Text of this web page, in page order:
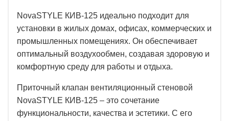
NovaSTYLE КИВ-125 идеально подходит для
установки в жилых домах, офисах, коммерческих и
промышленных помещениях. Он обеспечивает
оптимальный воздухообмен, создавая здоровую и
комфортную среду для работы и отдыха.
Приточный клапан вентиляционный стеновой
NovaSTYLE КИВ-125 – это сочетание
функциональности, качества и эстетики. С его